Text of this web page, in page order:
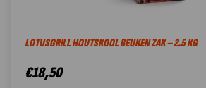
LOTUSGRILL HOUTSKOOL BEUKEN ZAK – 2.5 KG
€18,50